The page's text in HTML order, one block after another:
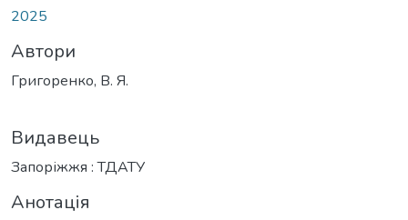
2025
Автори
Григоренко, В. Я.
Видавець
Запоріжжя : ТДАТУ
Анотація